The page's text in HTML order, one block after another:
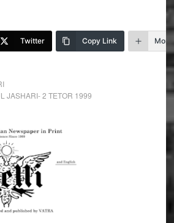
Twitter Copy Link More
JASHARI- 2 TETOR 1999